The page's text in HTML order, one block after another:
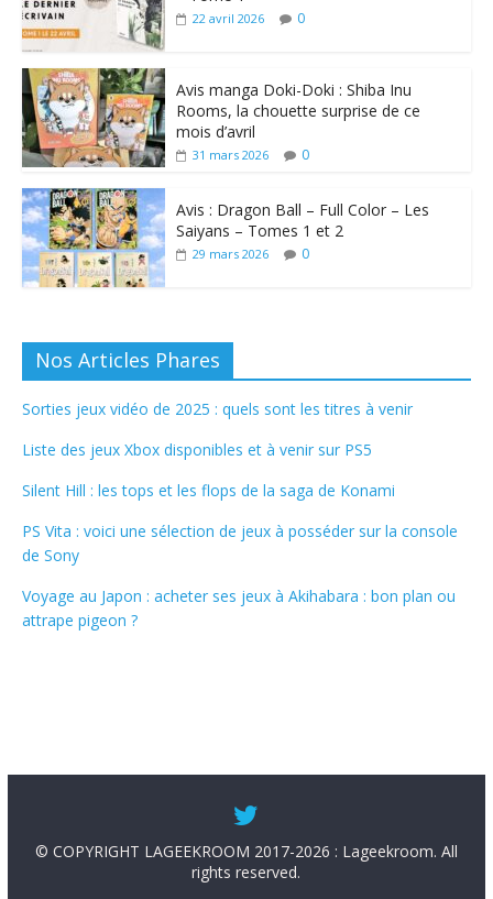
22 avril 2026 0
Avis manga Doki-Doki : Shiba Inu
Rooms, la chouette surprise de ce
mois d’avril
31 mars 2026 0
Avis : Dragon Ball – Full Color – Les
Saiyans – Tomes 1 et 2
29 mars 2026 0
Nos Articles Phares
Sorties jeux vidéo de 2025 : quels sont les titres à venir
Liste des jeux Xbox disponibles et à venir sur PS5
Silent Hill : les tops et les flops de la saga de Konami
PS Vita : voici une sélection de jeux à posséder sur la console
de Sony
Voyage au Japon : acheter ses jeux à Akihabara : bon plan ou
attrape pigeon ?
© COPYRIGHT LAGEEKROOM 2017-2026 : Lageekroom. All
rights reserved.